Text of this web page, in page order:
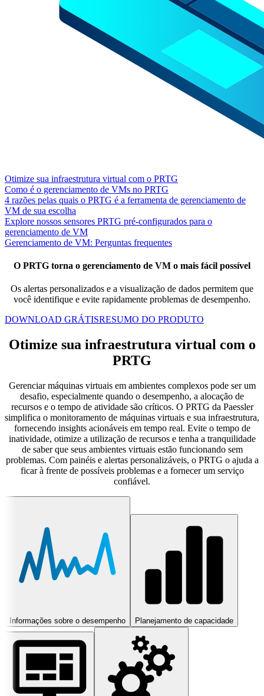
Otimize sua infraestrutura virtual com o PRTG
Como é o gerenciamento de VMs no PRTG
4 razões pelas quais o PRTG é a ferramenta de gerenciamento de
VM de sua escolha
Explore nossos sensores PRTG pré-configurados para o
gerenciamento de VM
Gerenciamento de VM: Perguntas frequentes
O PRTG torna o gerenciamento de VM o mais fácil possível
Os alertas personalizados e a visualização de dados permitem que
você identifique e evite rapidamente problemas de desempenho.
DOWNLOAD GRÁTISRESUMO DO PRODUTO
Otimize sua infraestrutura virtual com o
PRTG
Gerenciar máquinas virtuais em ambientes complexos pode ser um
desafio, especialmente quando o desempenho, a alocação de
recursos e o tempo de atividade são críticos. O PRTG da Paessler
simplifica o monitoramento de máquinas virtuais e sua infraestrutura,
fornecendo insights acionáveis em tempo real. Evite o tempo de
inatividade, otimize a utilização de recursos e tenha a tranquilidade
de saber que seus ambientes virtuais estão funcionando sem
problemas. Com painéis e alertas personalizáveis, o PRTG o ajuda a
ficar à frente de possíveis problemas e a fornecer um serviço
confiável.
Informações sobre o desempenho Planejamento de capacidade